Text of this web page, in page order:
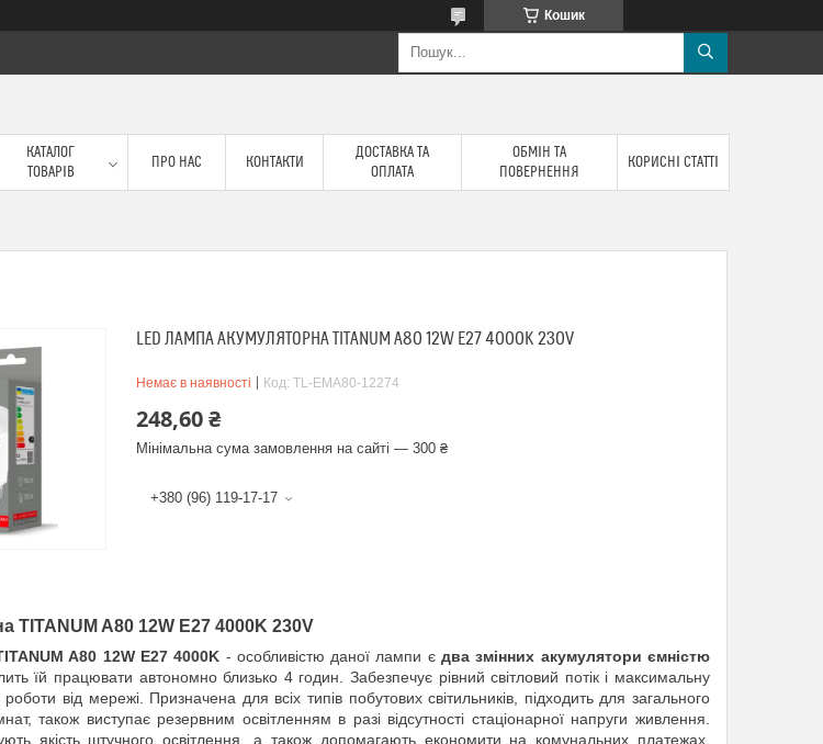
Кошик
КАТАЛОГ
ТОВАРІВ
ПРО НАС КОНТАКТИ
ДОСТАВКА ТА
ОПЛАТА
ОБМІН ТА
ПОВЕРНЕННЯ
КОРИСНІ СТАТТІ
LED ЛАМПА АКУМУЛЯТОРНА TITANUM A80 12W E27 4000K 230V
Немає в наявності Код: TL-EMA80-12274
248,60 ₴
Мінімальна сума замовлення на сайті — 300 ₴
+380 (96) 119-17-17
TITANUM A80 12W E27 4000K 230V
A80 12W E27 4000K - особливістю даної лампи єдва змінних акумулятори ємністю
їй працювати автономно близько 4 годин. Забезпечує рівний світловий потік і максимальну
від мережі. Призначена для всіх типів побутових світильників, підходить для загального
також виступає резервним освітленням в разі відсутності стаціонарної напруги живлення.
якість штучного освітлення, а також допомагають економити на комунальних платежах.